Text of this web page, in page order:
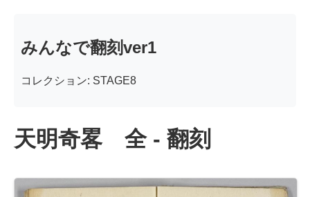
みんなで翻刻ver1
コレクション: STAGE8
天明奇畧 全 - 翻刻